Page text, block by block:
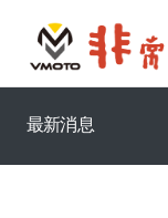
最新消息